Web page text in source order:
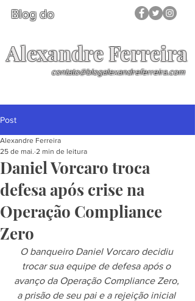
Blog do
Alexandre Ferreira
contato@blogalexandreferreira.com
Post
Daniel Vorcaro troca
defesa após crise na
Operação Compliance
Zero
Alexandre Ferreira
25 de mai. 2 min de leitura
O banqueiro Daniel Vorcaro decidiu
trocar sua equipe de defesa após o
avanço da Operação Compliance Zero,
a prisão de seu pai e a rejeição inicial